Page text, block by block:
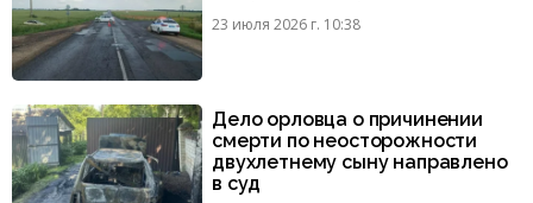
23 июля 2026 г. 10:38
Дело орловца о причинении
смерти по неосторожности
двухлетнему сыну направлено
в суд